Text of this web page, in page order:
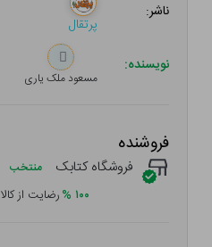
ناشر:
پرتقال
نویسنده:
مسعود ملک یاری
فروشنده
فروشگاه کتابک منتخب
۱۰۰ %رضایت از کالا